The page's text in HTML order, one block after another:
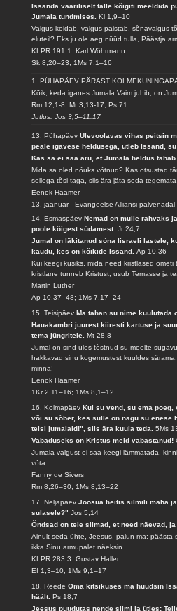
Issanda vääriliselt talle kõigiti meeldida
Jumala tundmises.Kl 1,9–10
Valgus koidab, valgus paistab, sõnavalgus
eluteil? Eks ju ole aeg nüüd tulla, Päästja
KLPR 191:1. Karl Wöhrmann
Sk 8,20–23; 1Ms 7,1–16
1. PÜHAPÄEV PÄRAST
Kõik, keda iganes Jumala Vaim juhib, on
Rm 12,1-8; Mt 3,13-17; Ps 71
Jutlus: Jos 3,5–11.17
13. PühapäevÜlevoolavas vihas peitsin
peale igavese heldusega, ütleb Issand,
Kas sa ei saa aru, et Jumala heldus
Mida sa oled nõuks võtnud? Kas otsustad
sellega tõsi taga, siis ära jäta seda tegemata.
Eenok Haamer
13. jaanuar - Evangeelse Alliansi palvenädal
14. EsmaspäevNemad on mulle rahvaks
poole kõigest südamest.Jr 24,7
Jumal on läkitanud sõna Iisraeli lastele,
kaudu, kes on kõikide Issand.Ap 10,36
Kui keegi küsiks, mida need kristlased
kristlane tunneb Kristust, usub Temasse ja
Martin Luther
Ap 10,37–48; 1Ms 7,17–24
15. TeisipäevMa tahan su nime kuulutada
Hauakambri juurest kiiresti kartuse ja
tema jüngritele.Mt 28,8
Jumal on sind üles tõstnud su meelte
hakkavad sinu kogemustest kuuldes
minna!
Eenok Haamer
1Kr 2,11–16; 1Ms 8,1–12
16. KolmapäevKui su vend, su ema
või su sõber, kes sulle on nagu su enese
teisi jumalaid!", siis ära kuula teda.5Ms
Vabaduseks on Kristus meid vabastanud!
Jumala valgust ei saa keegi lämmatada,
võta.
Fanny de Sivers
Rm 8,26–30; 1Ms 8,13–22
17. NeljapäevJoosua heitis silmili maha
sulasele?"Jos 5,14
Õndsad on teie silmad, et need näevad,
Ainult seda ühte, Jeesus, palun ma: päästa
ikka Sinu armupalet näeksin.
KLPR 283:3. Gustav Haller
Ef 1,3–10; 1Ms 9,1–17
18. ReedeOma kitsikuses ma hüüdsin
häält.Ps 18,7
Jeesus puudutas nende silmi ja ütles: